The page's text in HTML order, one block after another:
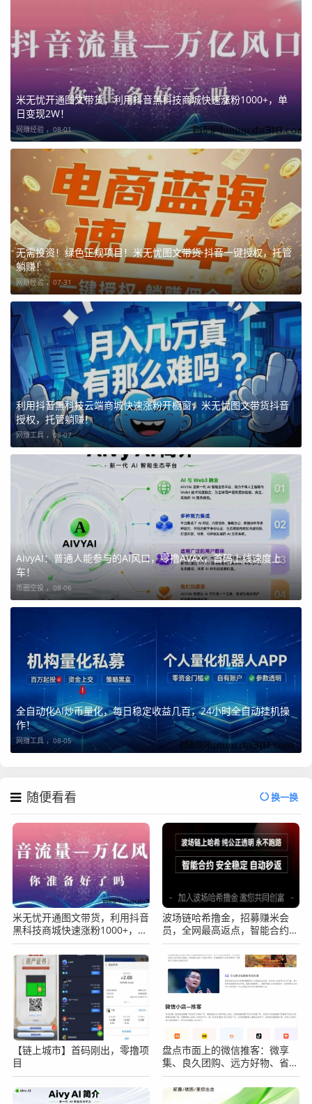
米无忧开通图文带货，利用抖音黑科技商城快速涨粉1000+，单
日变现2W！
网赚经验 ， 08-01
无需投资！绿色正规项目！米无忧图文带货·抖音一键授权，托管
躺赚！
网赚经验 ， 07-31
利用抖音黑科技云端商城快速涨粉开橱窗，米无忧图文带货抖音
授权，托管躺赚！
网赚工具 ，08-07
AivyAI：普通人能参与的AI风口，零撸AVAX，首码上线速度上
车！
币圈空投 ， 08-06
全自动化AI炒币量化，每日稳定收益几百，24小时全自动挂机操
作！
网赚工具 ，08-05
随便看看 换一换
米无忧开通图文带货，利用抖音
黑科技商城快速涨粉1000+，单
日变现2W！
波场链哈希撸金，招募赚米会
员，全网最高返点，智能合约，
自动秒返！
【链上城市】首码刚出，零撸项
目
盘点市面上的微信推客：微享
集、良久团购、远方好物、省心
说、九鼎私域、中国优选几大平
台的分析